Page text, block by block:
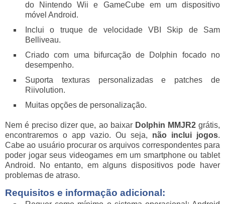
do Nintendo Wii e GameCube em um dispositivo
móvel Android.
Inclui o truque de velocidade VBI Skip de Sam
Belliveau.
Criado com uma bifurcação de Dolphin focado no
desempenho.
Suporta texturas personalizadas e patches de
Riivolution.
Muitas opções de personalização.
Nem é preciso dizer que, ao baixar Dolphin MMJR2grátis,
encontraremos o app vazio. Ou seja, não inclui jogos.
Cabe ao usuário procurar os arquivos correspondentes para
poder jogar seus videogames em um smartphone ou tablet
Android. No entanto, em alguns dispositivos pode haver
problemas de atraso.
Requisitos e informação adicional: